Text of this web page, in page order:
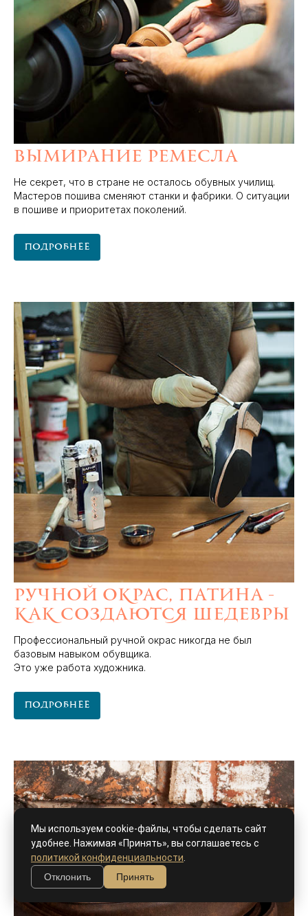
Мы используем cookie-файлы, чтобы сделать сайт
удобнее. Нажимая «Принять», вы соглашаетесь с
политикой конфиденциальности
Отклонить
Принять
Вымирание ремесла
Не секрет, что в стране не осталось обувных училищ.
Мастеров пошива сменяют станки и фабрики. О ситуации
в пошиве и приоритетах поколений.
Подробнее
Ручной окрас, патина -
как создаются шедевры
Профессиональный ручной окрас никогда не был
базовым навыком обувщика.
Это уже работа художника.
Подробнее